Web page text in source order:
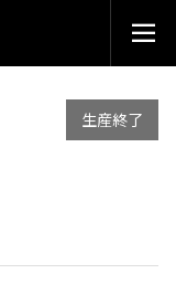
生産終了